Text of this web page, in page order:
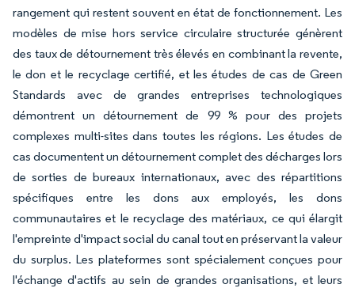
rangement qui restent souvent en état de fonctionnement. Les
modèles de mise hors service circulaire structurée génèrent
des taux de détournement très élevés en combinant la revente,
le don et le recyclage certifié, et les études de cas de Green
Standards avec de grandes entreprises technologiques
démontrent un détournement de 99 % pour des projets
complexes multi-sites dans toutes les régions. Les études de
cas documentent un détournement complet des décharges lors
de sorties de bureaux internationaux, avec des répartitions
spécifiques entre les dons aux employés, les dons
communautaires et le recyclage des matériaux, ce qui élargit
l'empreinte d'impact social du canal tout en préservant la valeur
du surplus. Les plateformes sont spécialement conçues pour
l'échange d'actifs au sein de grandes organisations, et leurs